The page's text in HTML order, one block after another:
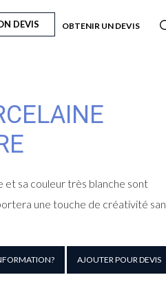
DEVIS OBTENIR UN DEVIS
et sa couleur très blanche sont
une touche de créativité
AJOUTER POUR DEVIS